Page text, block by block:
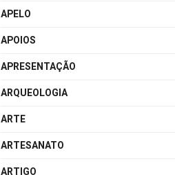
APELO
APOIOS
APRESENTAÇÃO
ARQUEOLOGIA
ARTE
ARTESANATO
ARTIGO